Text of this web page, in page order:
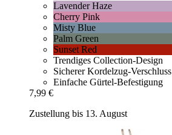
Lavender Haze
Cherry Pink
Misty Blue
Palm Green
Sunset Red
Trendiges Collection-Design
Sicherer Kordelzug-Verschluss
Einfache Gürtel-Befestigung
7,99 €
Zustellung bis 13. August